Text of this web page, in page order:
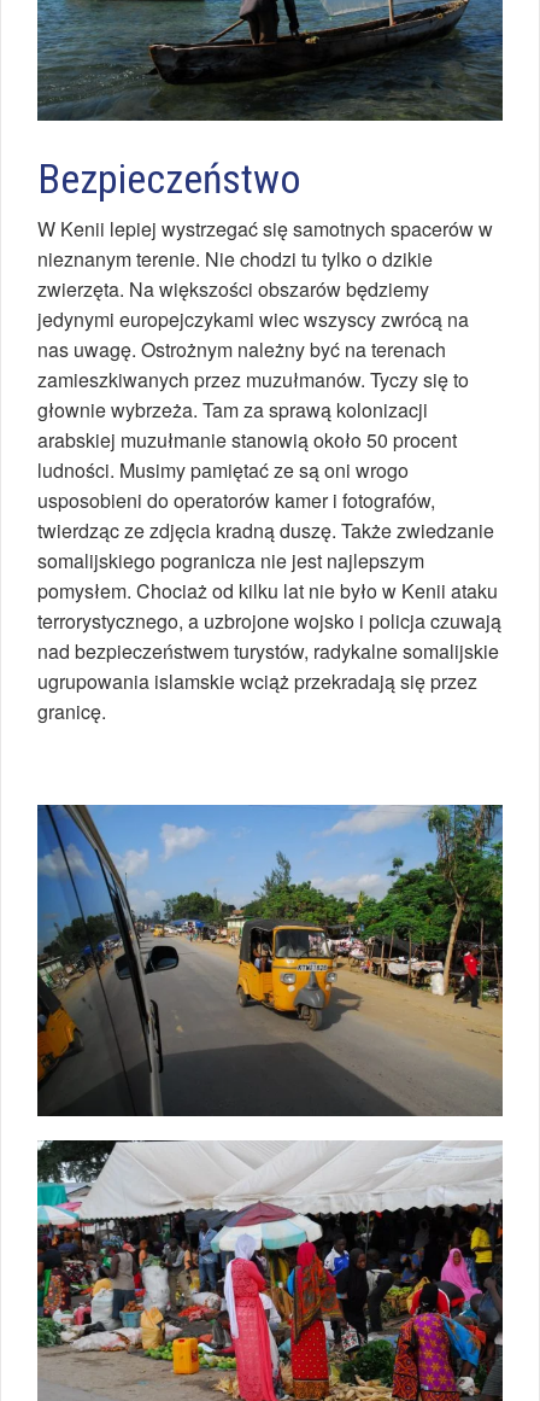
Bezpieczeństwo
W Kenii lepiej wystrzegać się samotnych spacerów w
nieznanym terenie. Nie chodzi tu tylko o dzikie
zwierzęta. Na większości obszarów będziemy
jedynymi europejczykami wiec wszyscy zwrócą na
nas uwagę. Ostrożnym należny być na terenach
zamieszkiwanych przez muzułmanów. Tyczy się to
głownie wybrzeża. Tam za sprawą kolonizacji
arabskiej muzułmanie stanowią około 50 procent
ludności. Musimy pamiętać ze są oni wrogo
usposobieni do operatorów kamer i fotografów,
twierdząc ze zdjęcia kradną duszę. Także zwiedzanie
somalijskiego pogranicza nie jest najlepszym
pomysłem. Chociaż od kilku lat nie było w Kenii ataku
terrorystycznego, a uzbrojone wojsko i policja czuwają
nad bezpieczeństwem turystów, radykalne somalijskie
ugrupowania islamskie wciąż przekradają się przez
granicę.